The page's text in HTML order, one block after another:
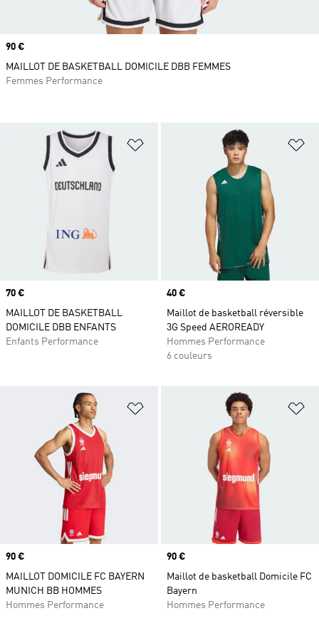
Ajouter à la Liste de produits
Prix
70 €
MAILLOT DE BASKETBALL
DOMICILE DBB ENFANTS
Enfants Performance
Prix
40 €
Maillot de basketball réversible
3G Speed AEROREADY
Hommes Performance
6 couleurs
Ajouter à la Liste de produits
Prix
90 €
MAILLOT DOMICILE FC BAYERN
MUNICH BB HOMMES
Hommes Performance
Prix
90 €
Maillot de basketball Domicile FC
Bayern
Hommes Performance
Prix
90 €
MAILLOT DE BASKETBALL DOMICILE DBB FEMMES
Femmes Performance